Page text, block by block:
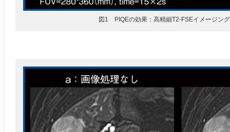
図1 PIQEの効果：高精細T2-FSEイメージング